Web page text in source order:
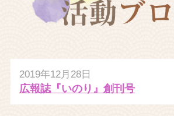
2019年12月28日
広報誌『いのり』創刊号